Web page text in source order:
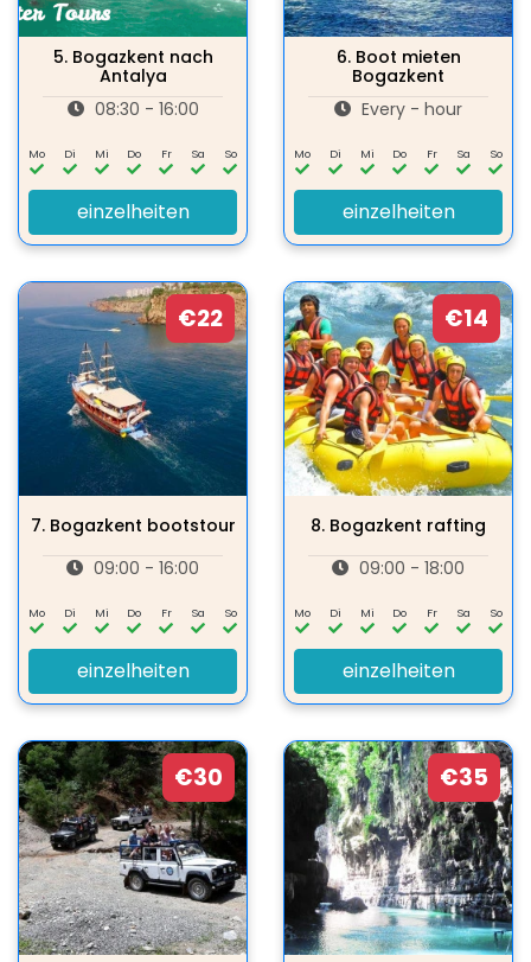
5. Bogazkent nach
Antalya
08:30 - 16:00
Mo Di Mi Do Fr Sa So
einzelheiten
6. Boot mieten
Bogazkent
Every - hour
Mo Di Mi Do Fr Sa So
einzelheiten
€22
7. Bogazkent bootstour
09:00 - 16:00
Mo Di Mi Do Fr Sa So
einzelheiten
€14
8. Bogazkent rafting
09:00 - 18:00
Mo Di Mi Do Fr Sa So
einzelheiten
€30 €35